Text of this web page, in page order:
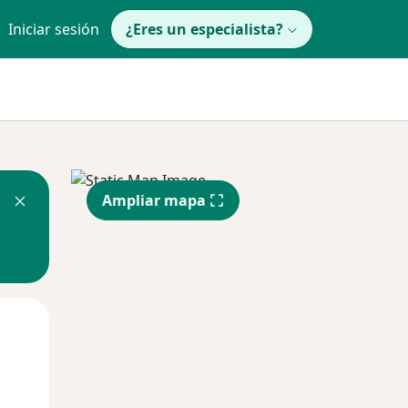
Iniciar sesión ¿Eres un especialista?
Ampliar mapa